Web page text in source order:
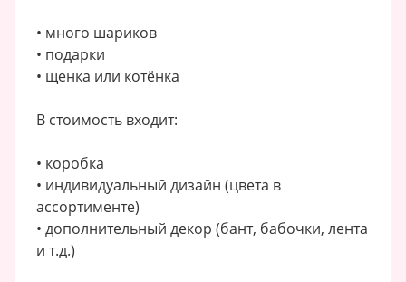
• много шариков
• подарки
• щенка или котёнка
В стоимость входит:
• коробка
• индивидуальный дизайн (цвета в
ассортименте)
• дополнительный декор (бант, бабочки, лента
и т.д.)